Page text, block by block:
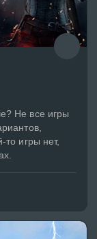
Не все игры
то игры нет,